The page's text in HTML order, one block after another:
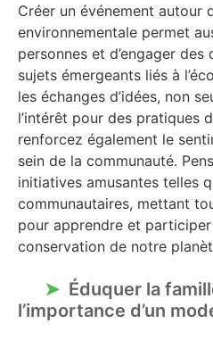
Créer un événement autour
environnementale permet
personnes et d’engager des
sujets émergeants liés à
les échanges d’idées, non
l’intérêt pour des pratiques
renforcez également le
sein de la communauté.
initiatives amusantes telles
communautaires, mettant
pour apprendre et
conservation de notre
Éduquer la
l’importance d’un